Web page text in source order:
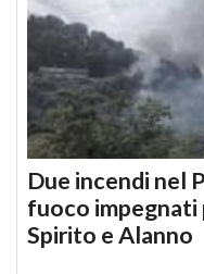
Due incendi nel
fuoco impegnati
Spirito e Alanno